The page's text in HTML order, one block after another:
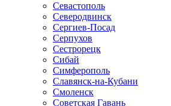
Севастополь
Северодвинск
Сергиев-Посад
Серпухов
Сестрорецк
Сибай
Симферополь
Славянск-на-Кубани
Смоленск
Советская Гавань